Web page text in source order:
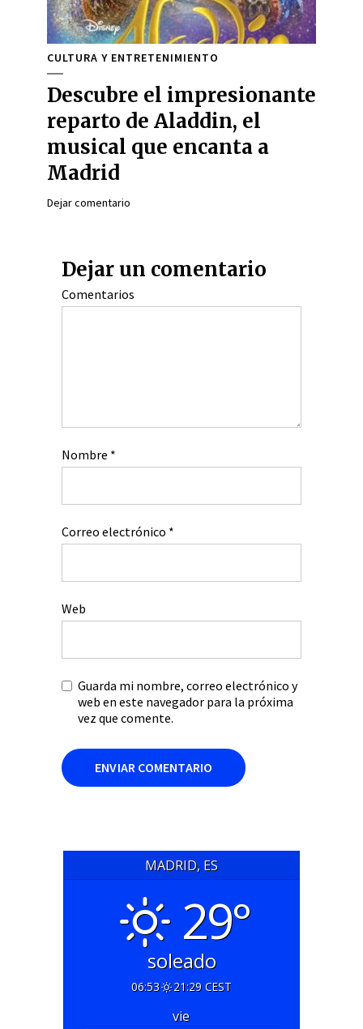
CULTURA Y ENTRETENIMIENTO
Descubre el impresionante
reparto de Aladdin, el
musical que encanta a
Madrid
Dejar comentario
Dejar un comentario
Comentarios
Nombre *
Correo electrónico *
Web
Guarda mi nombre, correo electrónico y
web en este navegador para la próxima
vez que comente.
MADRID, ES
29°
soleado
06:53 21:29 CEST
vie